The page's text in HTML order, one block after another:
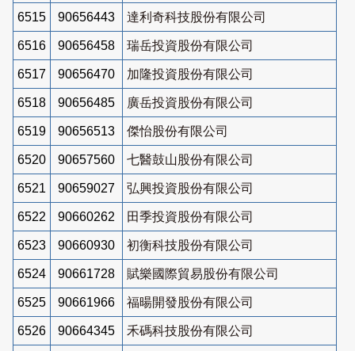
6515 90656443 達利奇科技股份有限公司
6516 90656458 瑞岳投資股份有限公司
6517 90656470 加隆投資股份有限公司
6518 90656485 廣岳投資股份有限公司
6519 90656513 傑怡股份有限公司
6520 90657560 七醫鼓山股份有限公司
6521 90659027 弘興投資股份有限公司
6522 90660262 田季投資股份有限公司
6523 90660930 初衡科技股份有限公司
6524 90661728 賦樂國際貿易股份有限公司
6525 90661966 福暘開發股份有限公司
6526 90664345 禾碼科技股份有限公司